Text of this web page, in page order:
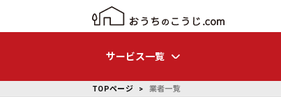
サービス一覧
TOPページ 業者一覧